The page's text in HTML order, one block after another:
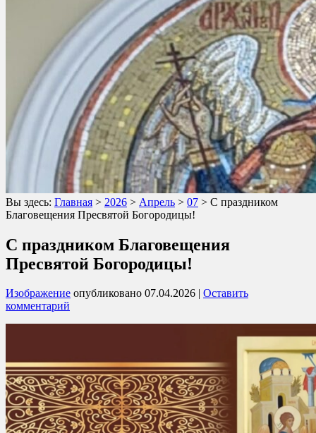
Вы здесь: Главная > 2026 > Апрель > 07 > С праздником
Благовещения Пресвятой Богородицы!
С праздником Благовещения
Пресвятой Богородицы!
Изображение опубликовано 07.04.2026 | Оставить
комментарий